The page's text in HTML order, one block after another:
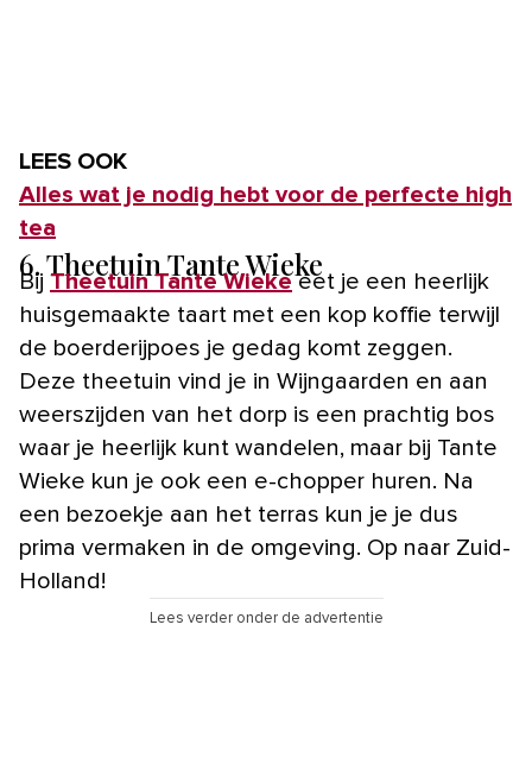
LEES OOK
Alles wat je nodig hebt voor de perfecte high
tea
6. Theetuin Tante Wieke
Bij Theetuin Tante Wiekeeet je een heerlijk
huisgemaakte taart met een kop koffie terwijl
de boerderijpoes je gedag komt zeggen.
Deze theetuin vind je in Wijngaarden en aan
weerszijden van het dorp is een prachtig bos
waar je heerlijk kunt wandelen, maar bij Tante
Wieke kun je ook een e-chopper huren. Na
een bezoekje aan het terras kun je je dus
prima vermaken in de omgeving. Op naar Zuid-
Holland!
Lees verder onder de advertentie